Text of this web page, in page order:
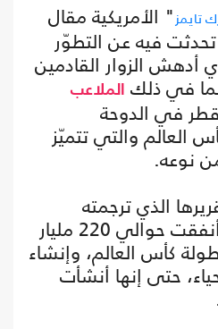
تايمز " الأمريكية مقال
تحدثت فيه عن التطوّر
أدهش الزوار القادمين
في ذلك الملاعب
قطر في الدوحة
العالم والتي تتميّز
نوعه.
الذي ترجمته
"عربي21"، إن قطر أنفقت حوالي 220 مليار
كأس العالم، وإنشاء
حتى إنها أنشأت